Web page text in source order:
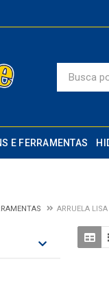
E FERRAMENTAS
ARRUELA LISA